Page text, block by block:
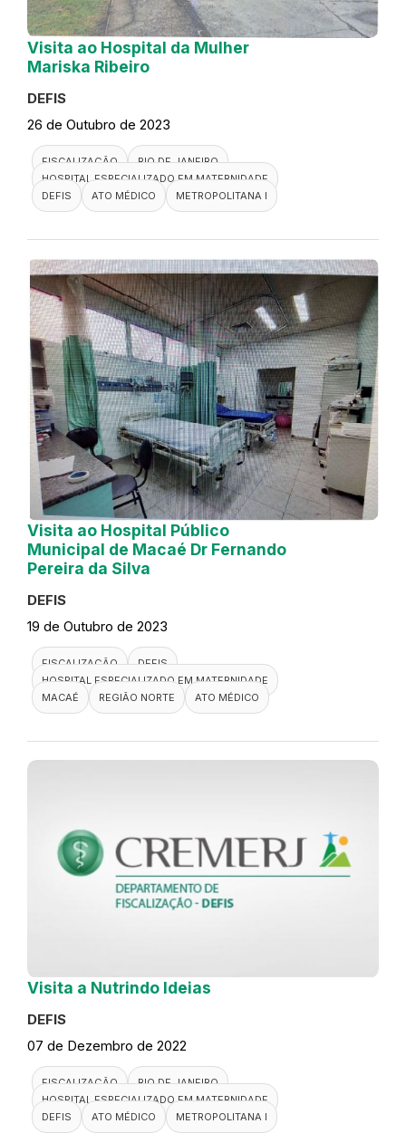
Visita ao Hospital da Mulher
Mariska Ribeiro
DEFIS
26 de Outubro de 2023
FISCALIZAÇÃO
RIO DE JANEIRO
HOSPITAL ESPECIALIZADO EM MATERNIDADE
DEFIS
ATO MÉDICO METROPOLITANA I
Visita ao Hospital Público
Municipal de Macaé Dr Fernando
Pereira da Silva
DEFIS
19 de Outubro de 2023
FISCALIZAÇÃO
DEFIS
HOSPITAL ESPECIALIZADO EM MATERNIDADE
MACAÉ
REGIÃO NORTE ATO MÉDICO
Visita a Nutrindo Ideias
DEFIS
07 de Dezembro de 2022
FISCALIZAÇÃO
RIO DE JANEIRO
HOSPITAL ESPECIALIZADO EM MATERNIDADE
DEFIS
ATO MÉDICO METROPOLITANA I